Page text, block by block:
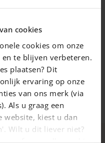
cookies
cookies om onze
te blijven verbeteren.
plaatsen? Dit
ervaring op onze
van ons merk (via
Als u graag een
website, kiest u dan
Wilt u dit liever niet?
geef aan welke cookies
varesiden